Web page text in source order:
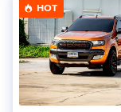
HOT